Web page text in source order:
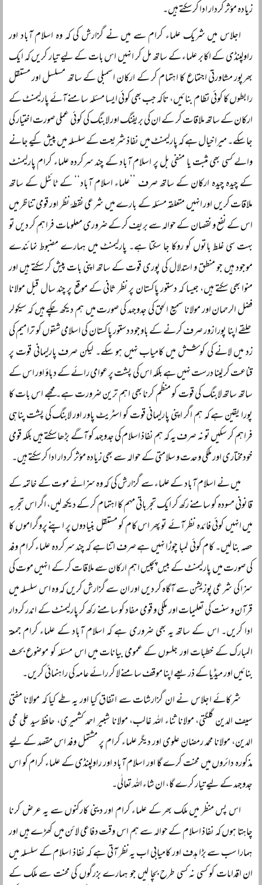
زیادہ مؤثر کردار ادا کر سکتے ہیں۔
اجلاس میں شریک علماء کرام سے میں نے گزارش کی کہ وہ اسلام آباد اور
راولپنڈی کے اکابر علماء کے ساتھ مل کر انہیں اس بات کے لیے تیار کریں کہ ایک
بھرپور مشاورتی اجتماع کا اہتمام کر کے ارکان اسمبلی کے ساتھ مسلسل اور مستقل
رابطوں کا کوئی نظام بنائیں، تاکہ جب بھی کوئی ایسا مسئلہ سامنے آئے پارلیمنٹ کے
ارکان کے ساتھ ملاقات کر کے ان کی بریفنگ اور لابنگ کی کوئی عملی صورت اختیار کی
جا سکے۔ میرا خیال ہے کہ پارلیمنٹ میں نفاذ شریعت کے سلسلہ میں پیش کیے جانے
والے کسی بھی مثبت یا منفی بل پر اسلام آباد کے چند سرکردہ علماء کرام پارلیمنٹ
کے چیدہ چیدہ ارکان کے ساتھ صرف ’’علماء اسلام آباد‘‘ کے ٹائٹل کے ساتھ
ملاقات کریں اور انہیں متعلقہ مسئلہ کے بارے میں شرعی نقطۂ نظر اور قومی تناظر میں
اس کے نفع و نقصان کے حوالہ سے بریف کر کے ضروری معلومات فراہم کر دیں تو
بہت سی غلط باتوں کو روکا جا سکتا ہے۔ پارلیمنٹ میں ہمارے مضبوط نمائندے
موجود ہیں جو منطق و استدلال کی پوری قوت کے ساتھ اپنی بات پیش کر سکتے ہیں اور
منوا بھی سکتے ہیں، جیسا کہ دستور پاکستان پر نظر ثانی کے موقع پر چند سال قبل مولانا
فضل الرحمان اور مولانا سمیع الحق کی جدوجہد کی صورت میں ہم دیکھ چکے ہیں کہ سیکولر
حلقے اپنا پورا زور صرف کرنے کے باوجود دستور پاکستان کی اسلامی شقوں کو ترامیم کی
زد میں لانے کی کوشش میں کامیاب نہیں ہو سکے۔ لیکن صرف پارلیمانی قوت پر
قناعت کر لینا درست نہیں ہے بلکہ اس کی پشت پر عوامی رائے کے دباؤ اور اس کے
ساتھ ساتھ لابنگ کی قوت کو منظم کرنا بھی اہم ترین ضرورت ہے۔ مجھے اس بات کا
پورا یقین ہے کہ ہم اگر اپنی پارلیمانی قوت کو اسٹریٹ پاور اور لابنگ کی پشت پناہی
فراہم کر سکیں تو نہ صرف یہ کہ ہم نفاذ اسلام کی جدوجہد کو آگے بڑھا سکتے ہیں بلکہ قومی
خودمختاری اور ملکی وحدت و سلامتی کے حوالہ سے بھی زیادہ مؤثر کردار ادا کر سکتے ہیں۔
میں نے اسلام آباد کے علماء سے گزارش کی کہ وہ سزائے موت کے خاتمہ کے
قانونی مسودہ کو سامنے رکھ کر ایک تجرباتی مہم کا اہتمام کر کے دیکھ لیں، اگر اس تجربہ
میں انہیں کوئی فائدہ نظر آئے تو پھر اس کام کو مستقل بنیادوں پر اپنے پروگراموں کا
حصہ بنا لیں۔ کام کوئی لمبا چوڑا نہیں ہے صرف اتنا ہے کہ چند سرکردہ علماء کرام وفد
کی صورت میں پارلیمنٹ کے بیس پچیس اہم ارکان سے ملاقات کر کے انہیں موت کی
سزا کی شرعی پوزیشن سے آگاہ کر دیں اور ان سے گزارش کریں کہ وہ اس سلسلہ میں
قرآن و سنت کی تعلیمات اور ملکی و قومی مفاد کو سامنے رکھ کر پارلیمنٹ کے اندر کردار
ادا کریں۔ اس کے ساتھ یہ بھی ضروری ہے کہ اسلام آباد کے علماء کرام جمعۃ
المبارک کے خطبات اور جلسوں کے عمومی بیانات میں اس مسئلہ کو موضوع بحث
بنائیں اور میڈیا کے ذریعے اپنا موقف سامنے لا کر رائے عامہ کی راہنمائی کریں۔
شرکائے اجلاس نے ان گزارشات سے اتفاق کیا اور یہ طے کیا کہ مولانا مفتی
سیف الدین گلگتی، مولانا ثناء اللہ غالب، مولانا شبیر احمد کشمیری، حافظ سید علی محی
الدین، مولانا محمد رمضان علوی اور دیگر علماء کرام پر مشتمل وفد اس مقصد کے لیے
مذکورہ دائروں میں محنت کرے گا اور اسلام آباد اور راولپنڈی کے علماء کرام کو اس
جدوجہد کے لیے تیار کرے گا، ان شاء اللہ تعالٰی۔
اس پس منظر میں ملک بھر کے علماء کرام اور دینی کارکنوں سے یہ عرض کرنا
چاہتا ہوں کہ نفاذ اسلام کے حوالہ سے ہم اس وقت دفاعی لائن میں کھڑے ہیں اور
ہمارا سب سے بڑا ہدف اور کامیابی اب یہ نظر آتی ہے کہ نفاذ اسلام کے سلسلہ میں
ان اقدامات کو کسی نہ کسی طرح بچا لیں جو ہمارے بزرگوں کی محنت سے ملک کے